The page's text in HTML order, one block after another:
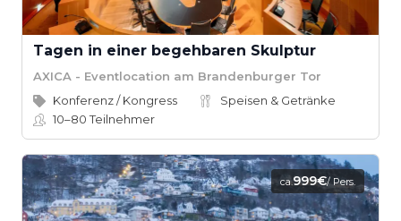
Tagen in einer begehbaren Skulptur
AXICA - Eventlocation am Brandenburger Tor
Konferenz / Kongress
Speisen & Getränke
10–80Teilnehmer
ca.999€/ Pers.